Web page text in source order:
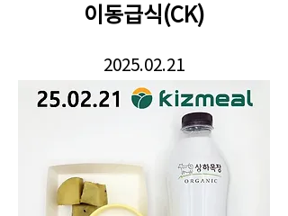
이동급식(CK)
2025.02.21